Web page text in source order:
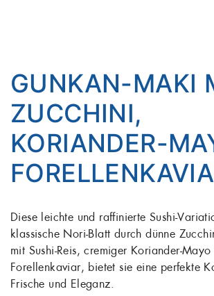
GUNKAN-MAKI
ZUCCHINI,
KORIANDER-
Diese leichte und raffinierte Sushi-
klassische Nori-Blatt durch dünne
mit Sushi-Reis, cremiger Koriander-Mayo
Forellenkaviar, bietet sie eine perfekte
Frische und Eleganz.